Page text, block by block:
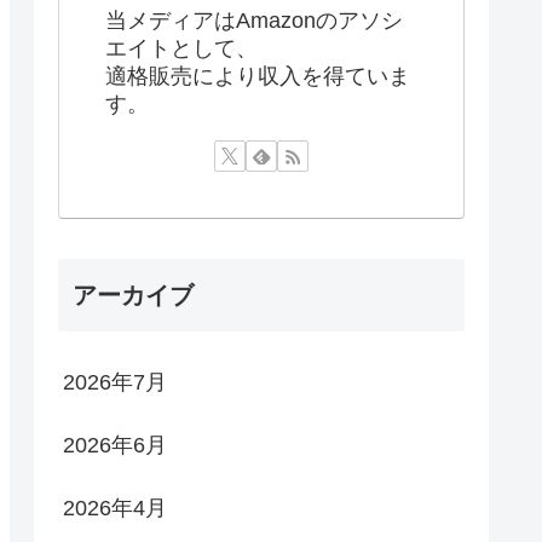
当メディアはAmazonのアソシ
エイトとして、
適格販売により収入を得ていま
す。
アーカイブ
2026年7月
2026年6月
2026年4月